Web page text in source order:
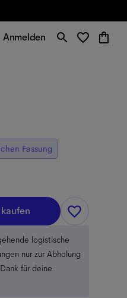
Anmelden
Fassung
logistische
nur zur Abholung
für deine